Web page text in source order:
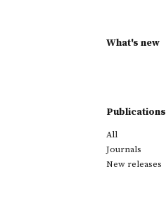
What's new
Publications
All
Journals
New releases